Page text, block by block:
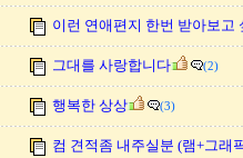
이런 연애편지 한번 받아보고
그대를 사랑합니다 (2)
행복한 상상 (3)
컴 견적좀 내주실분 (램+그래